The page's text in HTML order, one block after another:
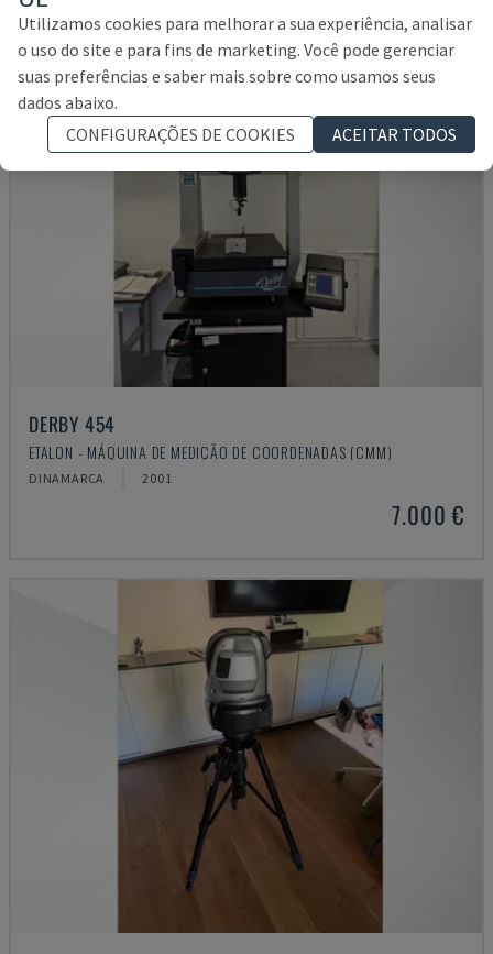
DERBY 454
ETALON - MÁQUINA DE MEDIÇÃO DE COORDENADAS (CMM)
DINAMARCA 2001
7.000 €
Utilizamos cookies para melhorar a sua experiência, analisar
o uso do site e para fins de marketing. Você pode gerenciar
suas preferências e saber mais sobre como usamos seus
dados abaixo.
CONFIGURAÇÕES DE COOKIES
ACEITAR TODOS